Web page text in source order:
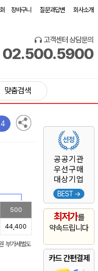
장바구니 질문과답변 회사소개
고객센터 상담문의
02.500.5900
공공기관
우선구매
대상기업
BEST →
최저가를
약속드립니다
카드 간편결제
맞춤검색
500
44,400
부가세별도